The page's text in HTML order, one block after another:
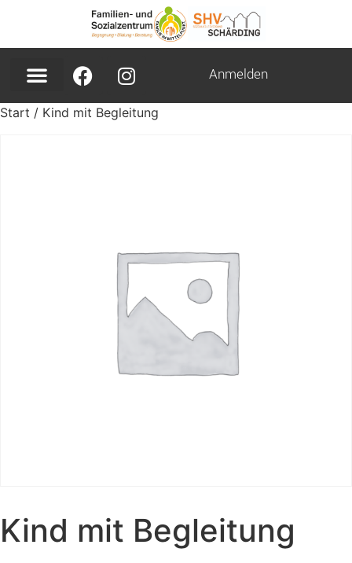
Anmelden
Start / Kind mit Begleitung
Kind mit Begleitung